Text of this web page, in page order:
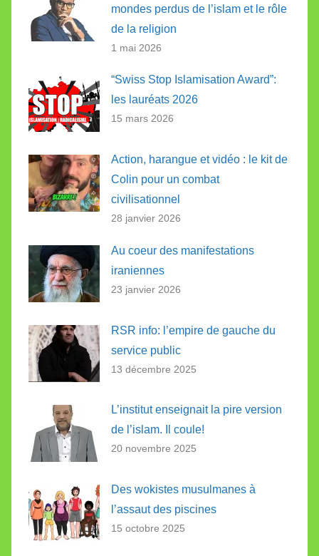
mondes perdus de l’islam et le rôle
de la religion
1 mai 2026
“Swiss Stop Islamisation Award”:
les lauréats 2026
15 mars 2026
Action, harangue et vidéo : le kit de
Colin pour un combat
civilisationnel
28 janvier 2026
Au coeur des manifestations
iraniennes
23 janvier 2026
RSR info: l’empire de gauche du
service public
13 décembre 2025
L’institut enseignait la pire version
de l’islam. Il coule!
20 novembre 2025
Des wokistes musulmanes à
l’assaut des piscines
15 octobre 2025